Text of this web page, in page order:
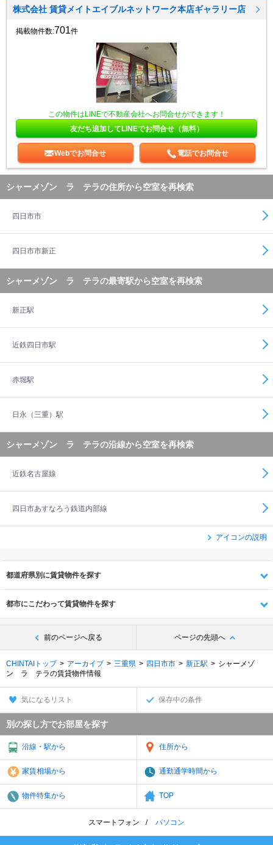
株式会社 賃貸メイトエイブルネットワーク本店ギャラリー店
掲載物件数:701件
この物件はLINEで不動産会社へお問合せができます！
友だち追加してLINEでお問合せ（無料）
Webでお問合せ 電話でお問合せ
シャーメゾン ラ テラの住所から空室を再検索
四日市市
四日市市新正
シャーメゾン ラ テラの最寄駅から空室を再検索
新正駅
近鉄四日市駅
赤堀駅
日永（三重）駅
シャーメゾン ラ テラの沿線から空室を再検索
近鉄名古屋線
四日市あすなろう鉄道内部線
アイコンの説明
都道府県別に賃貸物件を探す
都市にこだわって賃貸物件を探す
前のページへ戻る ページの先頭へ
CHINTAIトップ アーカイブ 三重県 四日市市 新正駅
シャーメゾ
ン ラ テラの賃貸物件情報
気になるリスト 保存中の条件
別の探し方でお部屋を探す
沿線・駅から 住所から
家賃相場から 通勤通学時間から
物件特集から TOP
スマートフォン パソコン